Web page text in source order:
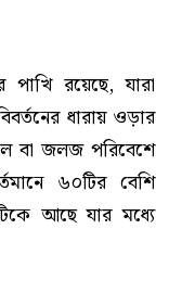
রয়েছে, যারা
ধারায় ওড়ার
বা জলজ পরিবেশে
৬০টির বেশি
আছে যার মধ্যে